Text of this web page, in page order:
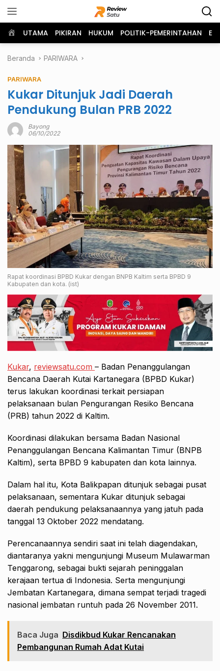
ke
Home
UTAMA PIKIRAN HUKUM POLITIK-PEMERINTAHAN
Beranda PARIWARA
PARIWARA
Kukar Ditunjuk Jadi Daerah
Pendukung Bulan PRB 2022
Bayong
06/10/2022
Rapat koordinasi BPBD Kukar dengan BNPB Kaltim serta BPBD 9
Kabupaten dan kota. (ist)
Kukar, reviewsatu.com – Badan Penanggulangan
Bencana Daerah Kutai Kartanegara (BPBD Kukar)
terus lakukan koordinasi terkait persiapan
pelaksanaan bulan Pengurangan Resiko Bencana
(PRB) tahun 2022 di Kaltim.
Koordinasi dilakukan bersama Badan Nasional
Penanggulangan Bencana Kalimantan Timur (BNPB
Kaltim), serta BPBD 9 kabupaten dan kota lainnya.
Dalam hal itu, Kota Balikpapan ditunjuk sebagai pusat
pelaksanaan, sementara Kukar ditunjuk sebagai
daerah pendukung pelaksanaannya yang jatuh pada
tanggal 13 Oktober 2022 mendatang.
Perencanaannya sendiri saat ini telah diagendakan,
diantaranya yakni mengunjungi Museum Mulawarman
Tenggarong, sebagai bukti sejarah peninggalan
kerajaan tertua di Indonesia. Serta mengunjungi
Jembatan Kartanegara, dimana sempat terjadi tragedi
nasional jembatan runtuh pada 26 November 2011.
Baca Juga Disdikbud Kukar Rencanakan
Pembangunan Rumah Adat Kutai